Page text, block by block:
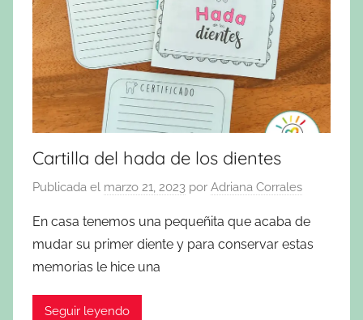
Cartilla del hada de los dientes
Publicada el marzo 21, 2023 por Adriana Corrales
En casa tenemos una pequeñita que acaba de
mudar su primer diente y para conservar estas
memorias le hice una
Seguir leyendo